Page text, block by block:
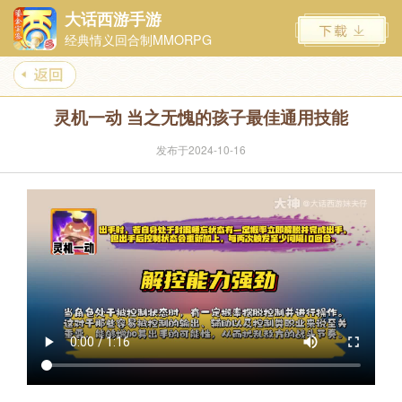
大话西游手游
经典情义回合制MMORPG
灵机一动 当之无愧的孩子最佳通用技能
发布于2024-10-16